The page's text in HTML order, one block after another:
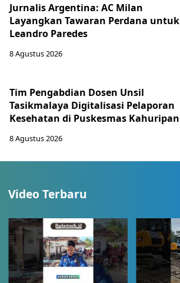
Jurnalis Argentina: AC Milan
Layangkan Tawaran Perdana untuk
Leandro Paredes
8 Agustus 2026
Tim Pengabdian Dosen Unsil
Tasikmalaya Digitalisasi Pelaporan
Kesehatan di Puskesmas Kahuripan
8 Agustus 2026
Video Terbaru